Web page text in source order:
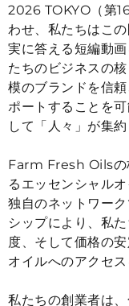
2026 TOKYO （第
わせ、私たちはこ
実に答える短編動
たちのビジネスの
模のブランドを信
ポートすることを
して「人々」が集約
Farm Fresh Oilsの
るエッセンシャル
独自のネットワー
シップにより、私
度、そして価格の
オイルへのアクセス
私たちの創業者は